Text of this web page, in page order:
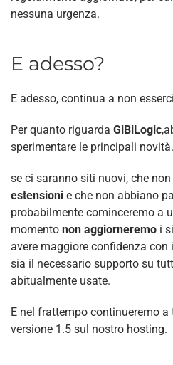
nessuna urgenza.
E adesso?
E adesso, continua a non
Per quanto riguarda GiBiLogic
sperimentare le principali novità.
se ci saranno siti nuovi, che
estensioni e che non abbiano
probabilmente cominceremo a
momento non aggiorneremo i
avere maggiore confidenza con
sia il necessario supporto su
abitualmente usate.
E nel frattempo continueremo a
versione 1.5 sul nostro hosting.